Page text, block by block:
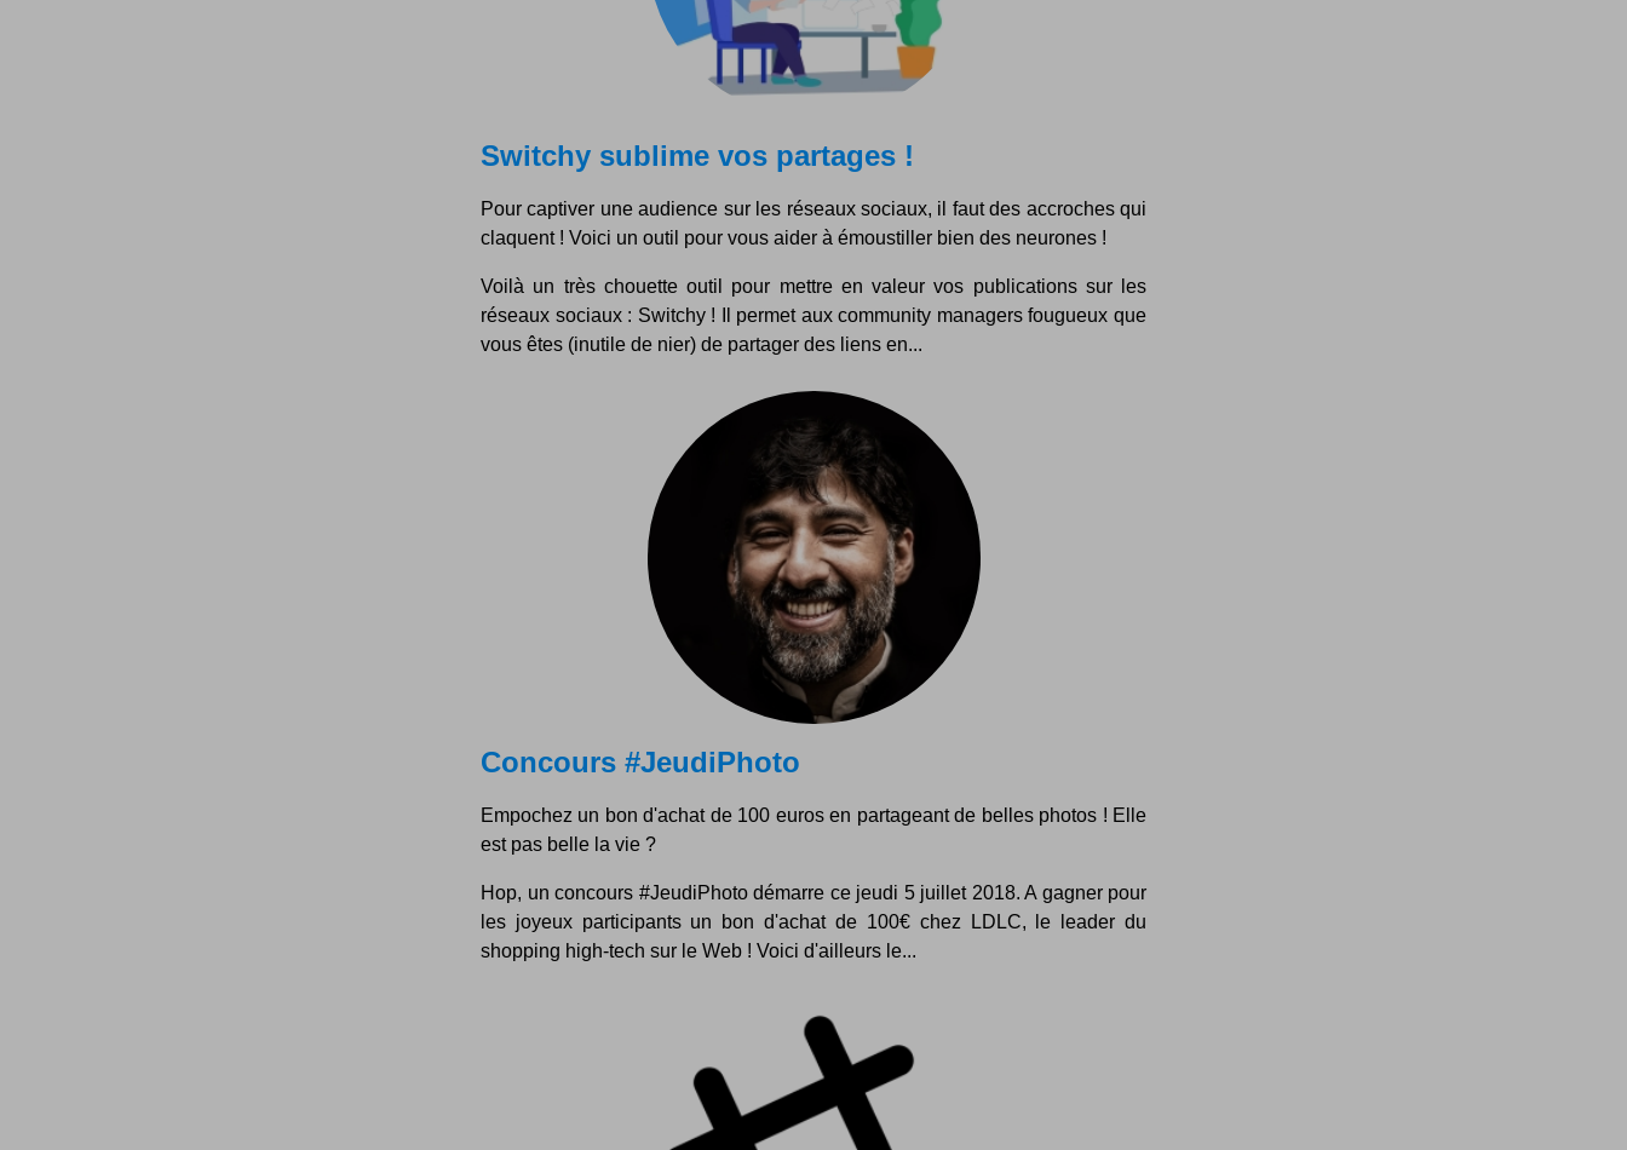
Switchy sublime vos partages !
Pour captiver une audience sur les réseaux sociaux, il faut des accroches qui
claquent ! Voici un outil pour vous aider à émoustiller bien des neurones !
Voilà un très chouette outil pour mettre en valeur vos publications sur les
réseaux sociaux : Switchy ! Il permet aux community managers fougueux que
vous êtes (inutile de nier) de partager des liens en...
Concours #JeudiPhoto
Empochez un bon d'achat de 100 euros en partageant de belles photos ! Elle
est pas belle la vie ?
Hop, un concours #JeudiPhoto démarre ce jeudi 5 juillet 2018. A gagner pour
les joyeux participants un bon d'achat de 100€ chez LDLC, le leader du
shopping high-tech sur le Web ! Voici d'ailleurs le...